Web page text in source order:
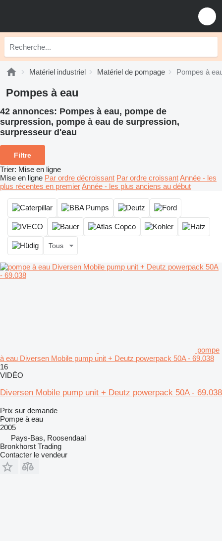
Matériel industriel Matériel de pompage Pompes à
Pompes à eau
42 annonces: Pompes à eau, pompe de
surpression, pompe à eau de surpression,
surpresseur d'eau
Filtre
Trier: Mise en ligne
Mise en ligne Par ordre décroissant Par ordre croissantAnnée - les
plus récentes en premierAnnée - les plus anciens au début
Tous
pompe
à eau Diversen Mobile pump unit + Deutz powerpack 50A - 69.038
16
VIDÉO
Diversen Mobile pump unit + Deutz powerpack 50A - 69.038
Prix sur demande
Pompe à eau
2005
Pays-Bas, Roosendaal
Bronkhorst Trading
Contacter le vendeur